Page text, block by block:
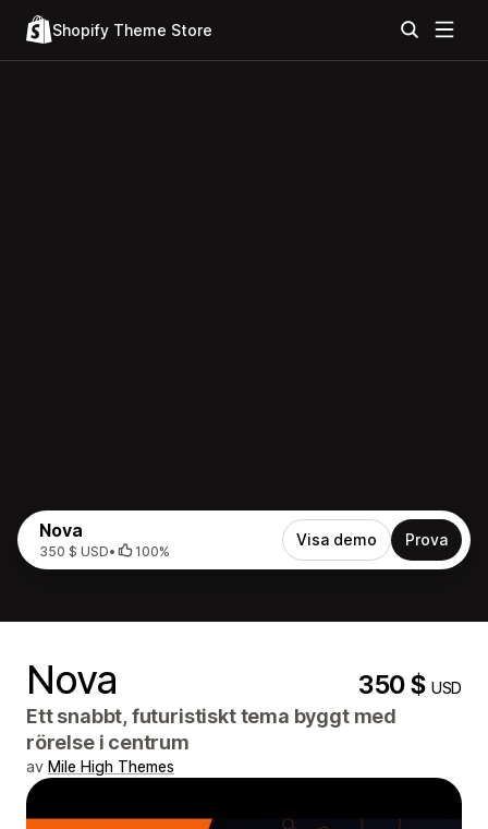
Shopify Theme Store
Nova
350 $ USD• 100%
Visa demo Prova
Nova 350 $USD
Ett snabbt, futuristiskt tema byggt med
rörelse i centrum
av Mile High Themes